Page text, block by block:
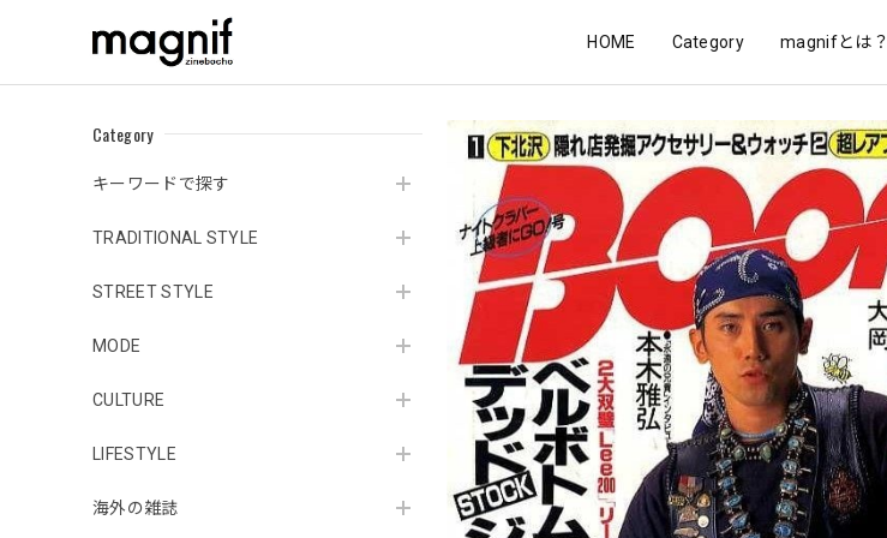
HOME Category magnifとは？
Category
キーワードで探す
TRADITIONAL STYLE
STREET STYLE
MODE
CULTURE
LIFESTYLE
海外の雑誌